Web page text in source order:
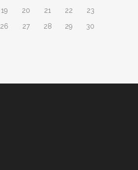
19 20 21 22
23
26 27 28 29
30